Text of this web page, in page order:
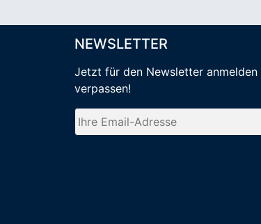
NEWSLETTER
Jetzt für den Newsletter anmelden
verpassen!